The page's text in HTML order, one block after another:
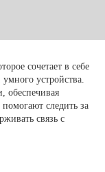
сочетает в себе
устройства.
обеспечивая
следить за
связь с